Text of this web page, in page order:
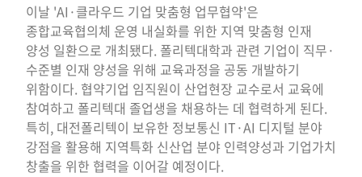
이날 'AI·클라우드 기업 맞춤형 업무협약'은
종합교육협의체 운영 내실화를 위한 지역 맞춤형 인재
양성 일환으로 개최됐다. 폴리텍대학과 관련 기업이 직무·
수준별 인재 양성을 위해 교육과정을 공동 개발하기
위함이다. 협약기업 임직원이 산업현장 교수로서 교육에
참여하고 폴리텍대 졸업생을 채용하는 데 협력하게 된다.
특히, 대전폴리텍이 보유한 정보통신 IT·AI 디지털 분야
강점을 활용해 지역특화 신산업 분야 인력양성과 기업가치
창출을 위한 협력을 이어갈 예정이다.